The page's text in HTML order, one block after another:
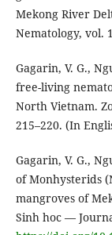
Mekong River
Nematology, vol.
Gagarin, V. G.,
free-living
North Vietnam.
215–220. (In
Gagarin, V. G.,
of Monhysterids
mangroves of
Sinh hoc —